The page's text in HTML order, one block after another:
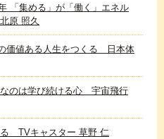
「集める」が「働く」エネル
原 照久
価値ある人生をつくる 日本体
のは学び続ける心 宇宙飛行
TVキャスター 草野 仁